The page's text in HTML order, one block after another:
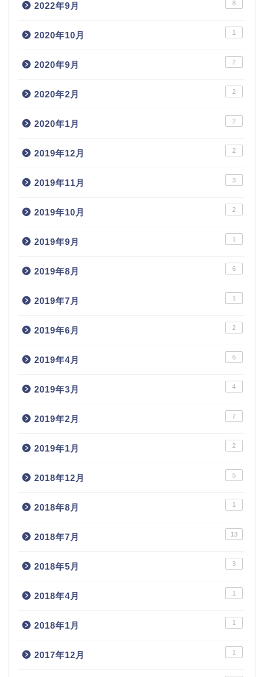
2022年9月 8
2020年10月 1
2020年9月 2
2020年2月 2
2020年1月 2
2019年12月 2
2019年11月 3
2019年10月 2
2019年9月 1
2019年8月 6
2019年7月 1
2019年6月 2
2019年4月 6
2019年3月 4
2019年2月 7
2019年1月 2
2018年12月 5
2018年8月 1
2018年7月 13
2018年5月 3
2018年4月 1
2018年1月 1
2017年12月 1